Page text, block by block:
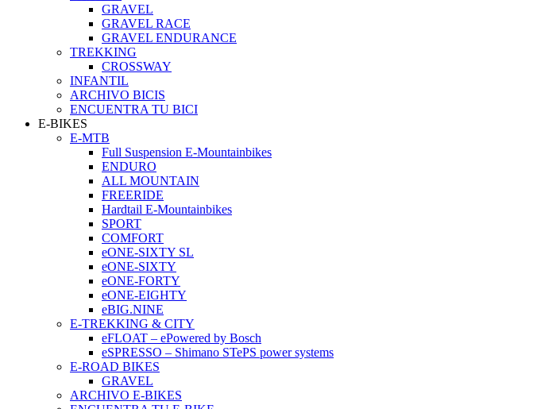
GRAVEL
GRAVEL RACE
GRAVEL ENDURANCE
TREKKING
CROSSWAY
INFANTIL
ARCHIVO BICIS
ENCUENTRA TU BICI
E-BIKES
E-MTB
Full Suspension E-Mountainbikes
ENDURO
ALL MOUNTAIN
FREERIDE
Hardtail E-Mountainbikes
SPORT
COMFORT
eONE-SIXTY SL
eONE-SIXTY
eONE-FORTY
eONE-EIGHTY
eBIG.NINE
E-TREKKING & CITY
eFLOAT – ePowered by Bosch
eSPRESSO – Shimano STePS power systems
E-ROAD BIKES
GRAVEL
ARCHIVO E-BIKES